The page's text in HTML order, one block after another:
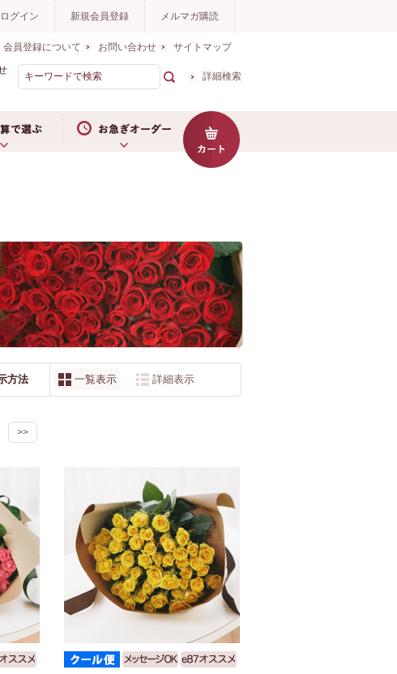
ログイン 新規会員登録 メルマガ購読
会員登録について お問い合わせ
サイトマップ
詳細検索
方法 一覧表示 詳細表示
>>